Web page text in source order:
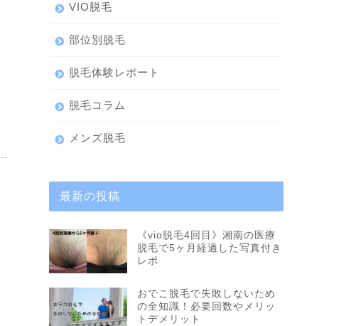
VIO脱毛
部位別脱毛
脱毛体験レポート
脱毛コラム
メンズ脱毛
最新の投稿
《vio脱毛4回目》湘南の医療
脱毛で5ヶ月経過した写真付き
レポ
おでこ脱毛で失敗しないため
の全知識！必要回数やメリッ
トデメリット